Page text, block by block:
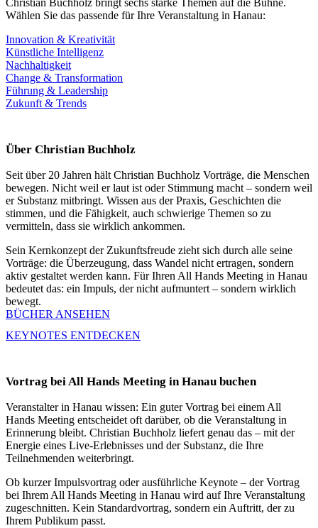
Christian Buchholz bringt sechs starke Themen auf die Bühne.
Wählen Sie das passende für Ihre Veranstaltung in Hanau:
Innovation & Kreativität
Künstliche Intelligenz
Nachhaltigkeit
Change & Transformation
Führung & Leadership
Zukunft & Trends
Über Christian Buchholz
Seit über 20 Jahren hält Christian Buchholz Vorträge, die Menschen
bewegen. Nicht weil er laut ist oder Stimmung macht – sondern weil
er Substanz mitbringt. Wissen aus der Praxis, Geschichten die
stimmen, und die Fähigkeit, auch schwierige Themen so zu
vermitteln, dass sie wirklich ankommen.
Sein Kernkonzept der Zukunftsfreude zieht sich durch alle seine
Vorträge: die Überzeugung, dass Wandel nicht ertragen, sondern
aktiv gestaltet werden kann. Für Ihren All Hands Meeting in Hanau
bedeutet das: ein Impuls, der nicht aufmuntert – sondern wirklich
bewegt.
BÜCHER ANSEHEN
KEYNOTES ENTDECKEN
Vortrag bei All Hands Meeting in Hanau buchen
Veranstalter in Hanau wissen: Ein guter Vortrag bei einem All
Hands Meeting entscheidet oft darüber, ob die Veranstaltung in
Erinnerung bleibt. Christian Buchholz liefert genau das – mit der
Energie eines Live-Erlebnisses und der Substanz, die Ihre
Teilnehmenden weiterbringt.
Ob kurzer Impulsvortrag oder ausführliche Keynote – der Vortrag
bei Ihrem All Hands Meeting in Hanau wird auf Ihre Veranstaltung
zugeschnitten. Kein Standardvortrag, sondern ein Auftritt, der zu
Ihrem Publikum passt.